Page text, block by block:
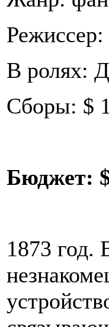
В ролях:
Сборы: $
Бюджет:
1873 год.